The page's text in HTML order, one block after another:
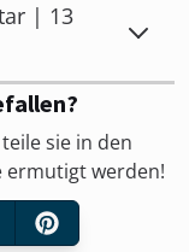
| 13
sie in den
ermutigt werden!